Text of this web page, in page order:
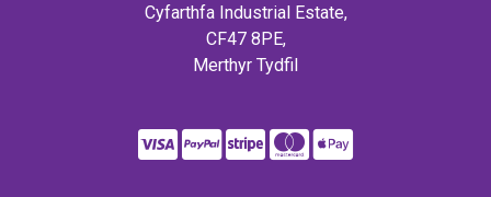
Cyfarthfa Industrial Estate,
CF47 8PE,
Merthyr Tydfil